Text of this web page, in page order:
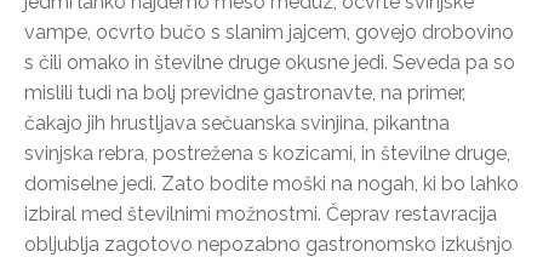
vampe, ocvrto bučo s slanim jajcem, govejo drobovino
s čili omako in številne druge okusne jedi. Seveda pa so
mislili tudi na bolj previdne gastronavte, na primer,
čakajo jih hrustljava sečuanska svinjina, pikantna
svinjska rebra, postrežena s kozicami, in številne druge,
domiselne jedi. Zato bodite moški na nogah, ki bo lahko
izbiral med številnimi možnostmi. Čeprav restavracija
obljublja zagotovo nepozabno gastronomsko izkušnjo